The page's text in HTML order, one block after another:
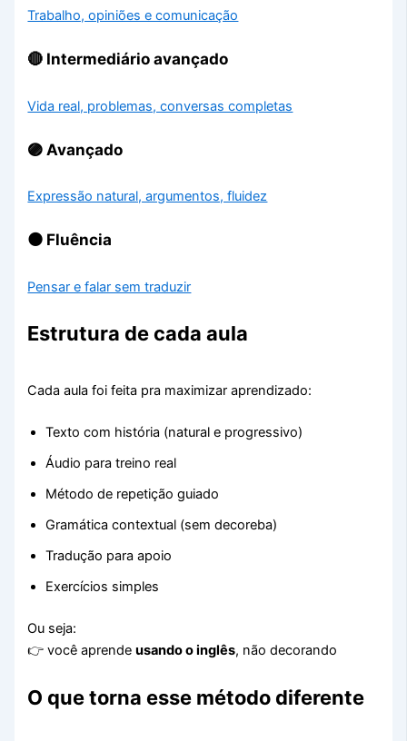
Trabalho, opiniões e comunicação
🔴 Intermediário avançado
Vida real, problemas, conversas completas
🟣 Avançado
Expressão natural, argumentos, fluidez
⚫ Fluência
Pensar e falar sem traduzir
Estrutura de cada aula
Cada aula foi feita pra maximizar aprendizado:
Texto com história (natural e progressivo)
Áudio para treino real
Método de repetição guiado
Gramática contextual (sem decoreba)
Tradução para apoio
Exercícios simples
Ou seja:
👉 você aprendeusando o inglês, não decorando
O que torna esse método diferente